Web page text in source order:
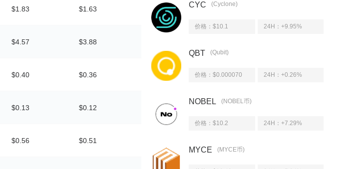
$1.83 $1.63
$4.57 $3.88
$0.40 $0.36
$0.13 $0.12
$0.56 $0.51
CYC (Cyclone)
价格：$10.1 24H： +9.95%
QBT (Qubit)
价格：$0.000070 24H： +0.26%
NOBEL (NOBEL币)
价格：$10.2 24H： +7.29%
MYCE (MYCE币)